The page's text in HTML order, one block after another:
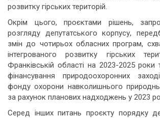
розвитку гірських територій.
Окрім цього, проєктами рішень,
розгляду депутатського корпусу,
змін до чотирьох обласних програм,
інтегрованого розвитку гірських
Франківській області на 2023-2025
фінансування природоохоронних
фонду охорони навколишнього
за рахунок планових надходжень у 2023
Серед інших питань проєкту порядку